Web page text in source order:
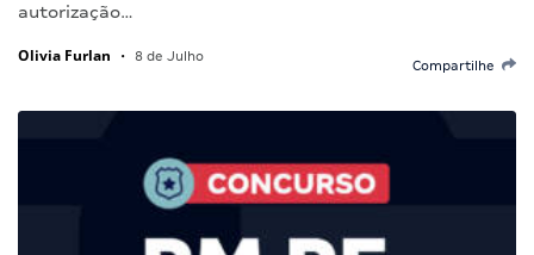
autorização…
Olivia Furlan • 8 de Julho
Compartilhe